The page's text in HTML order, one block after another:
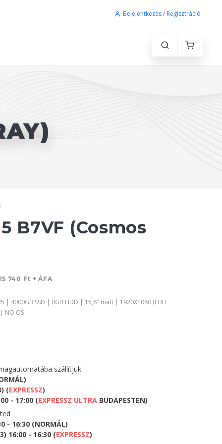
Bejelentkezés / Regisztráció
B7VF (Cosmos
740 Ft + ÁFA
| 4000GB SSD | 0GB HDD | 15,6" matt | 1920X1080 (FULL
NO OS
szállítjuk
(EXPRESSZ)
- 17:00 (EXPRESSZ ULTRA BUDAPESTEN)
- 16:30 (NORMÁL)
16:00 - 16:30 (EXPRESSZ)